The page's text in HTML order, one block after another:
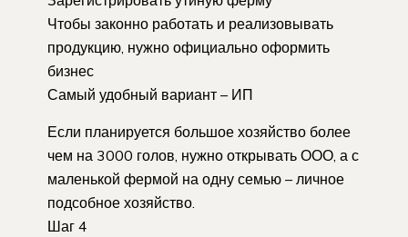
Чтобы законно работать и реализовывать
продукцию, нужно официально оформить
бизнес
Самый удобный вариант – ИП
Если планируется большое хозяйство более
чем на 3000 голов, нужно открывать ООО, а с
маленькой фермой на одну семью – личное
подсобное хозяйство.
Шаг 4